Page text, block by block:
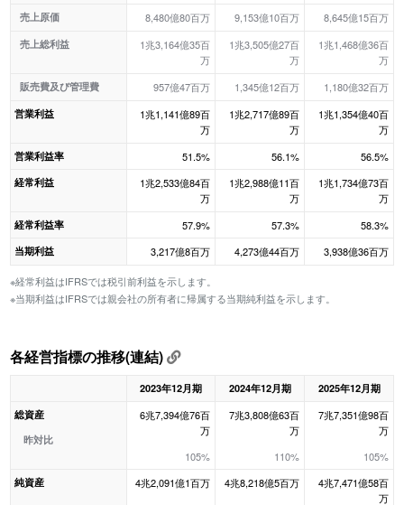
売上原価 8,480億80百万 9,153億10百万 8,645億15百万
売上総利益
1兆3,164億35百
万
1兆3,505億27百
万
1兆1,468億36百
万
販売費及び管理費 957億47百万 1,345億12百万 1,180億32百万
営業利益
1兆1,141億89百
万
1兆2,717億89百
万
1兆1,354億40百
万
営業利益率 51.5% 56.1% 56.5%
経常利益
1兆2,533億84百
万
1兆2,988億11百
万
1兆1,734億73百
万
経常利益率 57.9% 57.3% 58.3%
当期利益 3,217億8百万 4,273億44百万 3,938億36百万
※経常利益はIFRSでは税引前利益を示します。
※当期利益はIFRSでは親会社の所有者に帰属する当期純利益を示します。
各経営指標の推移(連結)
2023年12月期 2024年12月期
2025年12月期
総資産
昨対比
6兆7,394億76百
万
105%
7兆3,808億63百
万
110%
7兆7,351億98百
万
105%
純資産 4兆2,091億1百万 4兆8,218億5百万
4兆7,471億58百
万